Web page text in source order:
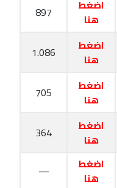
اضغط
هنا
897
اضغط
هنا
1.086
اضغط
هنا
705
اضغط
هنا
364
اضغط
هنا
—